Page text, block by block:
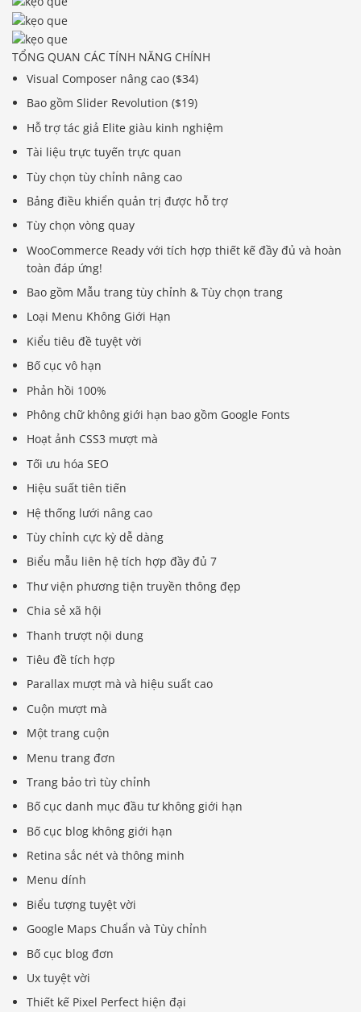
TỔNG QUAN CÁC TÍNH NĂNG CHÍNH
Visual Composer nâng cao ($34)
Bao gồm Slider Revolution ($19)
Hỗ trợ tác giả Elite giàu kinh nghiệm
Tài liệu trực tuyến trực quan
Tùy chọn tùy chỉnh nâng cao
Bảng điều khiển quản trị được hỗ trợ
Tùy chọn vòng quay
WooCommerce Ready với tích hợp thiết kế đầy đủ và hoàn
toàn đáp ứng!
Bao gồm Mẫu trang tùy chỉnh & Tùy chọn trang
Loại Menu Không Giới Hạn
Kiểu tiêu đề tuyệt vời
Bố cục vô hạn
Phản hồi 100%
Phông chữ không giới hạn bao gồm Google Fonts
Hoạt ảnh CSS3 mượt mà
Tối ưu hóa SEO
Hiệu suất tiên tiến
Hệ thống lưới nâng cao
Tùy chỉnh cực kỳ dễ dàng
Biểu mẫu liên hệ tích hợp đầy đủ 7
Thư viện phương tiện truyền thông đẹp
Chia sẻ xã hội
Thanh trượt nội dung
Tiêu đề tích hợp
Parallax mượt mà và hiệu suất cao
Cuộn mượt mà
Một trang cuộn
Menu trang đơn
Trang bảo trì tùy chỉnh
Bố cục danh mục đầu tư không giới hạn
Bố cục blog không giới hạn
Retina sắc nét và thông minh
Menu dính
Biểu tượng tuyệt vời
Google Maps Chuẩn và Tùy chỉnh
Bố cục blog đơn
Ux tuyệt vời
Thiết kế Pixel Perfect hiện đại